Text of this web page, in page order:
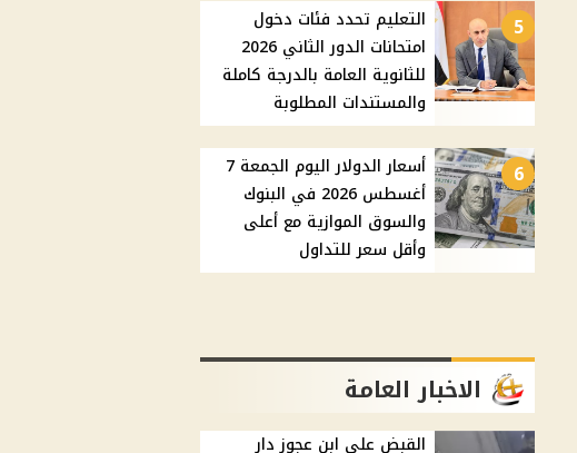
5
التعليم تحدد فئات دخول
امتحانات الدور الثاني 2026
للثانوية العامة بالدرجة كاملة
والمستندات المطلوبة
6
أسعار الدولار اليوم الجمعة 7
أغسطس 2026 في البنوك
والسوق الموازية مع أعلى
وأقل سعر للتداول
الاخبار العامة
القبض على ابن عجوز دار